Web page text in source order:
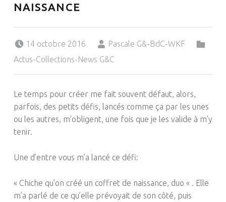
NAISSANCE
14 octobre 2016
Pascale G&-BdC-WKF
Actus-Collections-News G&C
Le temps pour créer me fait souvent défaut, alors,
parfois, des petits défis, lancés comme ça par les unes
ou les autres, m’obligent, une fois que je les valide à m’y
tenir.
Une d’entre vous m’a lancé ce défi:
« Chiche qu’on créé un coffret de naissance, duo « . Elle
m’a parlé de ce qu’elle prévoyait de son côté, puis